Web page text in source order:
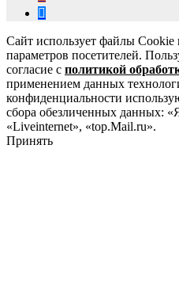
Сайт использует файлы Cookie
параметров посетителей.
согласие с политикой
применением данных
конфиденциальности
сбора обезличенных данных:
«Liveinternet», «top.Mail.ru».
Принять